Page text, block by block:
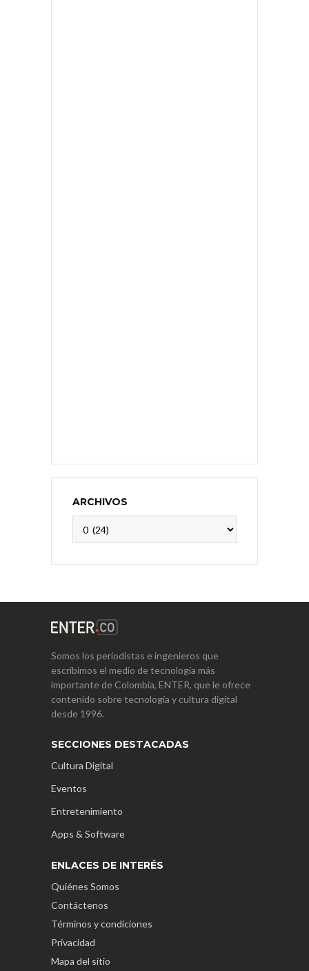
ARCHIVOS
Somos los periodistas e ingenieros que
escribimos el medio de tecnología más
importante de Colombia, ENTER, que le ofrece
contenido sobre tecnología y cultura digital
desde 1996.
SECCIONES DESTACADAS
Cultura Digital
Eventos
Entretenimiento
Apps & Software
ENLACES DE INTERÉS
Quiénes Somos
Contáctenos
Términos y condiciones
Privacidad
Mapa del sitio